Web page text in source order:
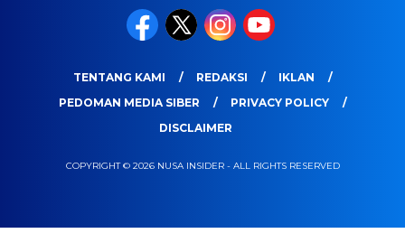
TENTANG KAMI REDAKSI
IKLAN
PEDOMAN MEDIA SIBER
PRIVACY POLICY
DISCLAIMER
COPYRIGHT © 2026 NUSA INSIDER - ALL RIGHTS RESERVED